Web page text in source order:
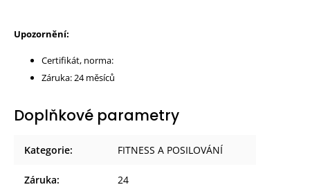
Upozornění:
Certifikát, norma:
Záruka: 24 měsíců
Doplňkové parametry
Kategorie: FITNESS A POSILOVÁNÍ
Záruka: 24